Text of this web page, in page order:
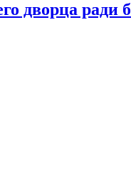
дворца ради